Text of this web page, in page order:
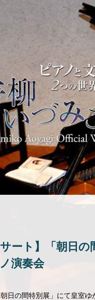
ート】「朝日の
演奏会
日の間特別展」にて皇室